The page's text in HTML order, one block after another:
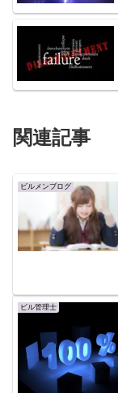
関連記事
ビルメンブログ
ビル管理士